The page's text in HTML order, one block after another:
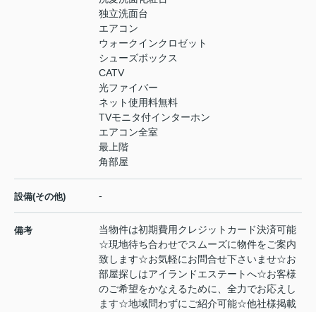
独立洗面台
エアコン
ウォークインクロゼット
シューズボックス
CATV
光ファイバー
ネット使用料無料
TVモニタ付インターホン
エアコン全室
最上階
角部屋
設備(その他) -
備考
当物件は初期費用クレジットカード決済可能
☆現地待ち合わせでスムーズに物件をご案内
致します☆お気軽にお問合せ下さいませ☆お
部屋探しはアイランドエステートへ☆お客様
のご希望をかなえるために、全力でお応えし
ます☆地域問わずにご紹介可能☆他社様掲載